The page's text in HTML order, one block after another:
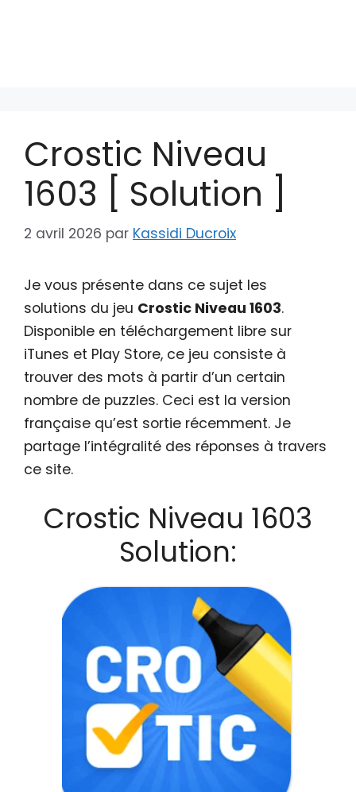
Crostic Niveau
1603 [ Solution ]
2 avril 2026 par Kassidi Ducroix
Je vous présente dans ce sujet les
solutions du jeu Crostic Niveau 1603.
Disponible en téléchargement libre sur
iTunes et Play Store, ce jeu consiste à
trouver des mots à partir d’un certain
nombre de puzzles. Ceci est la version
française qu’est sortie récemment. Je
partage l’intégralité des réponses à travers
ce site.
Crostic Niveau 1603
Solution: